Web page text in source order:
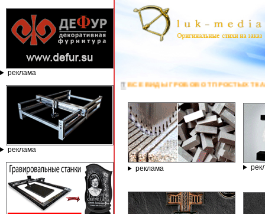
реклама
реклама
***ПО ФАВОРИТВСЕ ВИДЫ ГРОБОВ ОТ ПРОСТЫХ ТКАНЕВЫХ
реклама